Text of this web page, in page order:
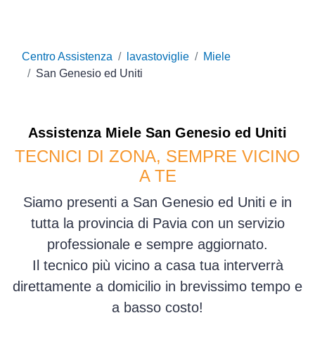
Centro Assistenza lavastoviglie
Miele
San Genesio ed Uniti
Assistenza Miele San Genesio ed Uniti
TECNICI DI ZONA, SEMPRE VICINO
A TE
Siamo presenti a San Genesio ed Uniti e in
tutta la provincia di Pavia con un servizio
professionale e sempre aggiornato.
Il tecnico più vicino a casa tua interverrà
direttamente a domicilio in brevissimo tempo e
a basso costo!